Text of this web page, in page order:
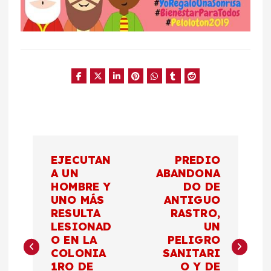
e
EJECUTAN
A UN
HOMBRE Y
UNO MÁS
RESULTA
LESIONAD
O EN LA
COLONIA
1RO DE
PREDIO
ABANDONA
DO DE
ANTIGUO
RASTRO,
UN
PELIGRO
SANITARI
O Y DE